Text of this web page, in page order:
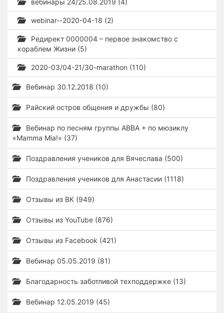
вебинары 24/25.08.2019 (4)
webinar--2020-04-18 (2)
Редирект 0000004 – первое знакомство с
кораблем Жизни (5)
2020-03/04-21/30-marathon (110)
Вебинар 30.12.2018 (10)
Райский остров общения и дружбы (80)
Вебинар по песням группы ABBA + по мюзиклу
«Mamma Mia!» (37)
Поздравления учеников для Вячеслава (500)
Поздравления учеников для Анастасии (1118)
Отзывы из ВК (949)
Отзывы из YouTube (876)
Отзывы из Facebook (421)
Вебинар 05.05.2019 (81)
Благодарность заботливой техподдержке (13)
Вебинар 12.05.2019 (45)